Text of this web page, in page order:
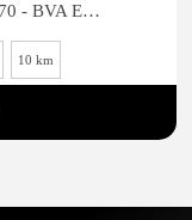
Interstar Tekna 3.5t L3H3 2.0 dCi - 170 - BVA Euro VIe III 2024 FOURGON Fourgon L3H3 Traction
10 km